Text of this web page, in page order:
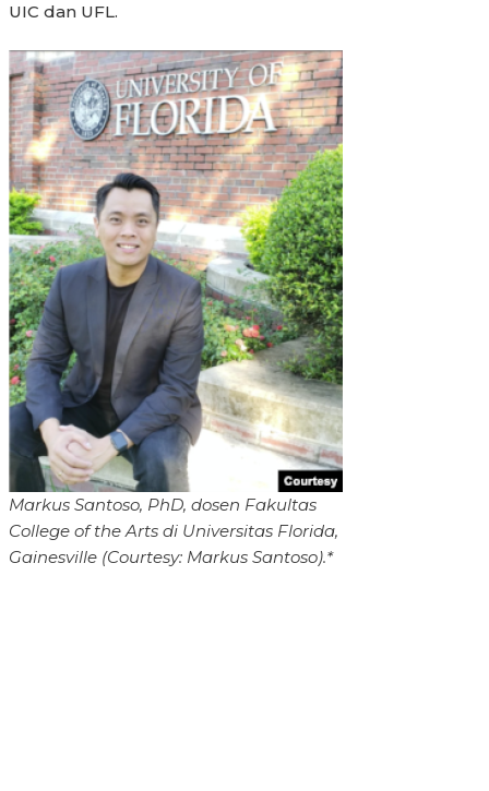
UIC dan UFL.
Markus Santoso, PhD, dosen Fakultas
College of the Arts di Universitas Florida,
Gainesville (Courtesy: Markus Santoso).*